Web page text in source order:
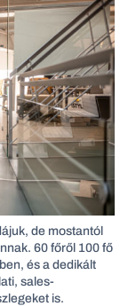
de mostantól
60 főről 100 fő
és a dedikált
sales-
is.